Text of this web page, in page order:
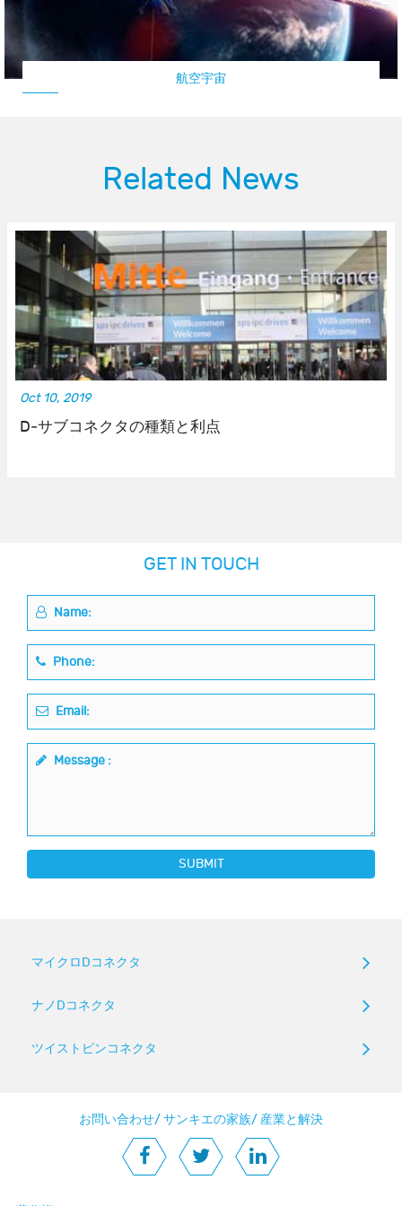
航空宇宙
Related News
Oct 10, 2019
D‐サブコネクタの種類と利点
GET IN TOUCH
Name:
Phone:
Email:
Message :
SUBMIT
マイクロDコネクタ
ナノDコネクタ
ツイストピンコネクタ
お問い合わせ/サンキエの家族/ 産業と解決